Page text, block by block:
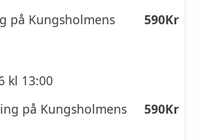
på Kungsholmens
590Kr
kl 13:00
på Kungsholmens
590Kr